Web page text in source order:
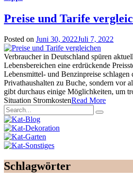
Preise und Tarife
Posted on Juni 30, 2022Juli 7, 2022
Verbraucher in Deutschland spüren
Lebensbereichen eine erdrückende
Lebensmittel- und Benzinpreise schlagen
Privathaushalten zu Buche, sondern vor
gibt durchaus einige Möglichkeiten, um
Situation StromkostenRead More
Schlagwörter